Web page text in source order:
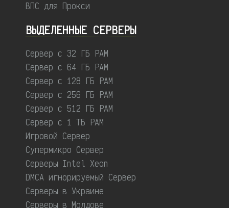
ВПС для Прокси
ВЫДЕЛЕННЫЕ CЕРВЕРЫ
Сервер с 32 ГБ РАМ
Сервер с 64 ГБ РАМ
Сервер с 128 ГБ РАМ
Сервер с 256 ГБ РАМ
Сервер с 512 ГБ РАМ
Сервер с 1 ТБ РАМ
Игровой Сервер
Супермикро Сервер
Серверы Intel Xeon
DMCA игнорируемый Сервер
Серверы в Украине
Серверы в Молдове